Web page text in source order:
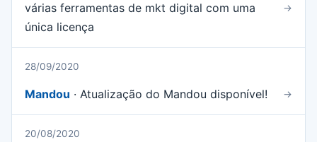
várias ferramentas de mkt digital com uma
única licença
→
28/09/2020
Mandou · Atualização do Mandou disponível! →
20/08/2020